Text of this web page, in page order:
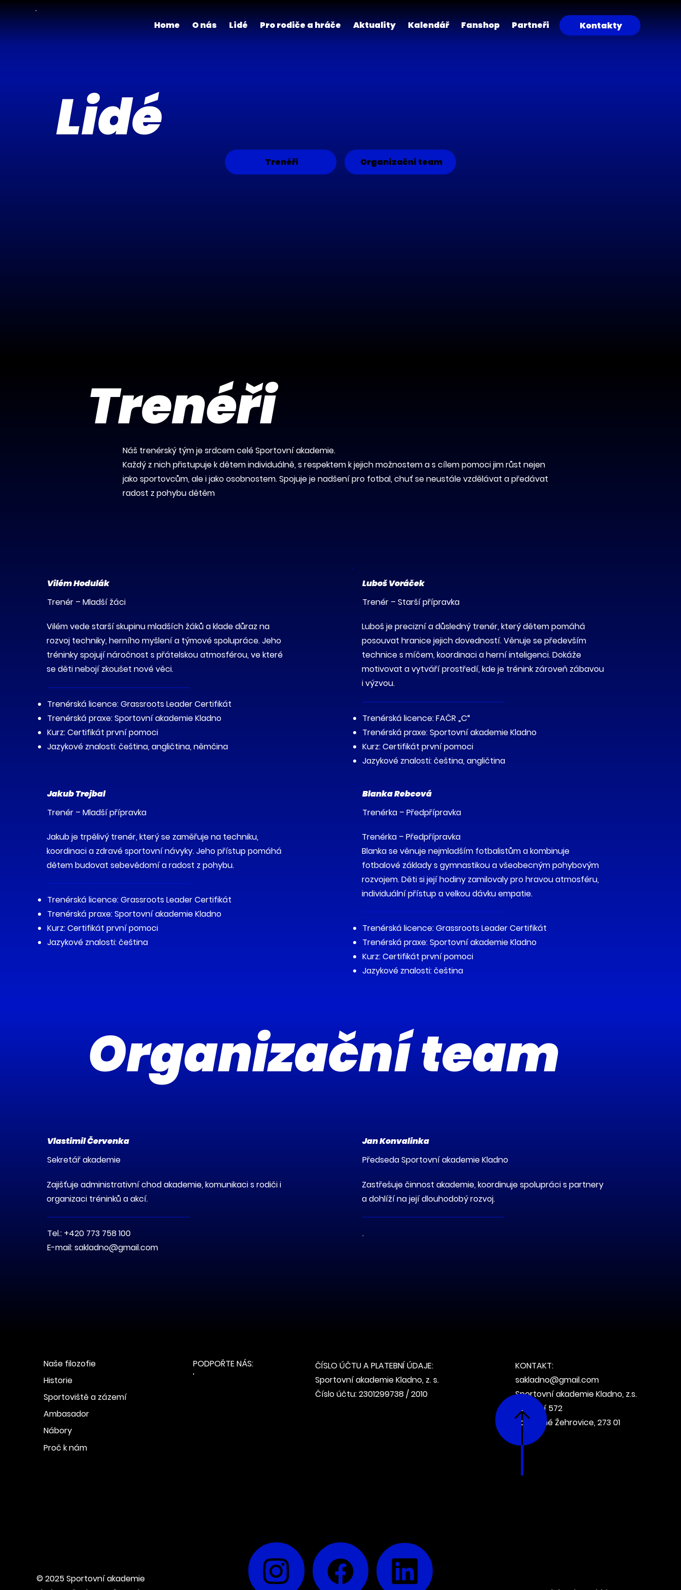
Home O nás Lidé Pro rodiče a hráče Aktuality Kalendář Fanshop Partneři Kontakty
Lidé
Trenéři Organizační team
Trenéři
Náš trenérský tým je srdcem celé Sportovní akademie.
Každý z nich přistupuje k dětem individuálně, s respektem k jejich možnostem a s cílem pomoci jim růst nejen
jako sportovcům, ale i jako osobnostem. Spojuje je nadšení pro fotbal, chuť se neustále vzdělávat a předávat
radost z pohybu dětěm
Vilém Hodulák
Trenér – Mladší žáci
Vilém vede starší skupinu mladších žáků a klade důraz na
rozvoj techniky, herního myšlení a týmové spolupráce. Jeho
tréninky spojují náročnost s přátelskou atmosférou, ve které
se děti nebojí zkoušet nové věci.
Trenérská licence: Grassroots Leader Certifikát
Trenérská praxe: Sportovní akademie Kladno
Kurz: Certifikát první pomoci
Jazykové znalosti: čeština, angličtina, němčina
Luboš Voráček
Trenér – Starší přípravka
Luboš je precizní a důsledný trenér, který dětem pomáhá
posouvat hranice jejich dovedností. Věnuje se především
technice s míčem, koordinaci a herní inteligenci. Dokáže
motivovat a vytváří prostředí, kde je trénink zároveň zábavou
i výzvou.
Trenérská licence: FAČR „C“
Trenérská praxe: Sportovní akademie Kladno
Kurz: Certifikát první pomoci
Jazykové znalosti: čeština, angličtina
Jakub Trejbal
Trenér – Mladší přípravka
Jakub je trpělivý trenér, který se zaměřuje na techniku,
koordinaci a zdravé sportovní návyky. Jeho přístup pomáhá
dětem budovat sebevědomí a radost z pohybu.
Trenérská licence: Grassroots Leader Certifikát
Trenérská praxe: Sportovní akademie Kladno
Kurz: Certifikát první pomoci
Jazykové znalosti: čeština
Blanka Rebcová
Trenérka – Předpřípravka
Trenérka – Předpřípravka
Blanka se věnuje nejmladším fotbalistům a kombinuje
fotbalové základy s gymnastikou a všeobecným pohybovým
rozvojem. Děti si její hodiny zamilovaly pro hravou atmosféru,
individuální přístup a velkou dávku empatie.
Trenérská licence: Grassroots Leader Certifikát
Trenérská praxe: Sportovní akademie Kladno
Kurz: Certifikát první pomoci
Jazykové znalosti: čeština
Organizační team
Vlastimil Červenka
Sekretář akademie
Zajišťuje administrativní chod akademie, komunikaci s rodiči i
organizaci tréninků a akcí.
Tel.: +420 773 758 100
E-mail:sakladno@gmail.com
Jan Konvalinka
Předseda Sportovní akademie Kladno
Zastřešuje činnost akademie, koordinuje spolupráci s partnery
a dohlíží na její dlouhodobý rozvoj.
.
Naše filozofie
Historie
Sportoviště a zázemí
Ambasador
Nábory
Proč k nám
PODPOŘTE NÁS:
ČÍSLO ÚČTU A PLATEBNÍ ÚDAJE:
Sportovní akademie Kladno, z. s.
Číslo účtu: 2301299738 / 2010
KONTAKT:
sakladno@gmail.com
Sportovní akademie Kladno, z.s.
Potoční 572
Kamenné Žehrovice, 273 01
© 2025 Sportovní akademie